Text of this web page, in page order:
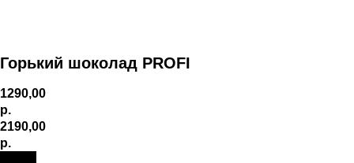
Горький шоколад PROFI
1290,00
р.
2190,00
р.